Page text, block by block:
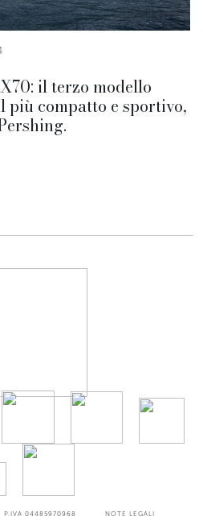
il terzo modello
più compatto e sportivo,
P.IVA 04485970968 NOTE LEGALI